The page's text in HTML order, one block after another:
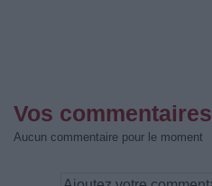
Vos commentaires
Aucun commentaire pour le moment